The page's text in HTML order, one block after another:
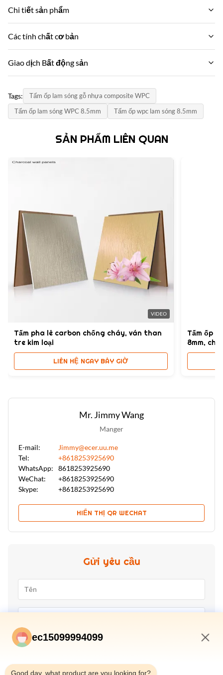
Chi tiết sản phẩm
Material:
Feature:
Không thấm nước và chống cháy
Color:
Khách hàng yêu cầu
Hỗ trợ kích thước tùy chỉnh
Style:
15mm
Product Name:
Bảng điều khiển tường WPC
Certificate:
ISO9001
High Light:
Bảng tường 15mm WPC
Các tính chất cơ bản
Tên thương hiệu:
Mô hình sản phẩm:
Có thể tùy chỉnh
Giao dịch Bất động sản
Thương lượng
đơn giá:
L/C,D/A,D/P,T/T,Western Union,
Tags:
Tấm ốp lam sóng gỗ nhựa composite WPC
Tấm ốp lam sóng WPC 8.5mm
Tấm ốp wpc lam sóng 8.5mm
SẢN PHẨM LIÊN QUAN
VIDEO
Tấm pha lê carbon chống cháy, ván than
tre kim loại
LIÊN HỆ NGAY BÂY GIỜ
Tấm ốp
8mm,
Mr. Jimmy Wang
Manger
E-mail:
Jimmy@ecer.uu.me
Tel:
+8618253925690
WhatsApp:
8618253925690
WeChat:
+8618253925690
Skype:
+8618253925690
HIỂN THỊ QR WECHAT
Gửi yêu cầu
ec15099994099
Good day, what product are you looking for?